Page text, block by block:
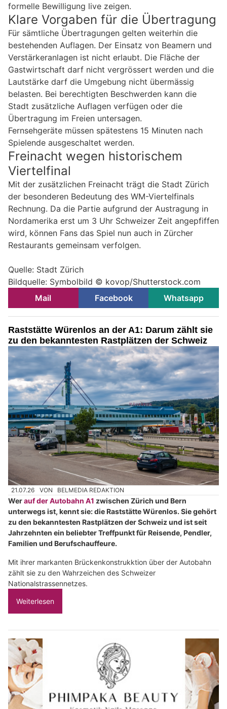
formelle Bewilligung live zeigen.
Klare Vorgaben für die Übertragung
Für sämtliche Übertragungen gelten weiterhin die
bestehenden Auflagen. Der Einsatz von Beamern und
Verstärkeranlagen ist nicht erlaubt. Die Fläche der
Gastwirtschaft darf nicht vergrössert werden und die
Lautstärke darf die Umgebung nicht übermässig
belasten. Bei berechtigten Beschwerden kann die
Stadt zusätzliche Auflagen verfügen oder die
Übertragung im Freien untersagen.
Fernsehgeräte müssen spätestens 15 Minuten nach
Spielende ausgeschaltet werden.
Freinacht wegen historischem
Viertelfinal
Mit der zusätzlichen Freinacht trägt die Stadt Zürich
der besonderen Bedeutung des WM-Viertelfinals
Rechnung. Da die Partie aufgrund der Austragung in
Nordamerika erst um 3 Uhr Schweizer Zeit angepfiffen
wird, können Fans das Spiel nun auch in Zürcher
Restaurants gemeinsam verfolgen.
Quelle: Stadt Zürich
Bildquelle: Symbolbild © kovop/Shutterstock.com
Mail
Facebook Whatsapp
Raststätte Würenlos an der A1: Darum zählt sie
zu den bekanntesten Rastplätzen der Schweiz
21.07.26 VON BELMEDIA REDAKTION
Werauf der Autobahn A1 zwischen Zürich und Bern
unterwegs ist, kennt sie: die Raststätte Würenlos. Sie gehört
zu den bekanntesten Rastplätzen der Schweiz und ist seit
Jahrzehnten ein beliebter Treffpunkt für Reisende, Pendler,
Familien und Berufschauffeure.
Mit ihrer markanten Brückenkonstrukktion über der Autobahn
zählt sie zu den Wahrzeichen des Schweizer
Nationalstrassennetzes.
Weiterlesen